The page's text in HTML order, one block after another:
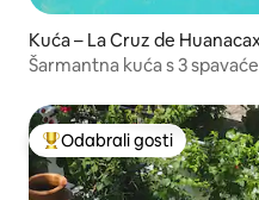
Kuća – La Cruz de
Šarmantna kuća s 3
Među najviše rangiranima
Odabrali gosti